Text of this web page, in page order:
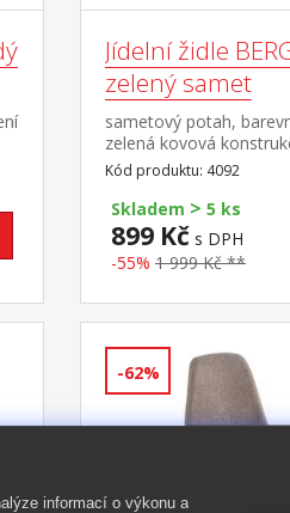
Jídelní židle
zelený samet
sametový potah,
zelená kovová
provedení černá výška
Kód produktu: 4092
Skladem > 5 ks
899 Kč s DPH
-55% 1 999 Kč **
-62%
informací o výkonu a